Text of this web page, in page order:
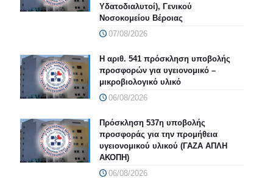
Υδατοδιαλυτοί), Γενικού
Νοσοκομείου Βέροιας
07/08/2026
Η αριθ. 541 πρόσκληση υποβολής
προσφορών για υγειονομικό –
μικροβιολογικό υλικό
06/08/2026
Πρόσκληση 537η υποβολής
προσφοράς για την προμήθεια
υγειονομικού υλικού (ΓΑΖΑ ΑΠΛΗ
ΑΚΟΠΗ)
06/08/2026